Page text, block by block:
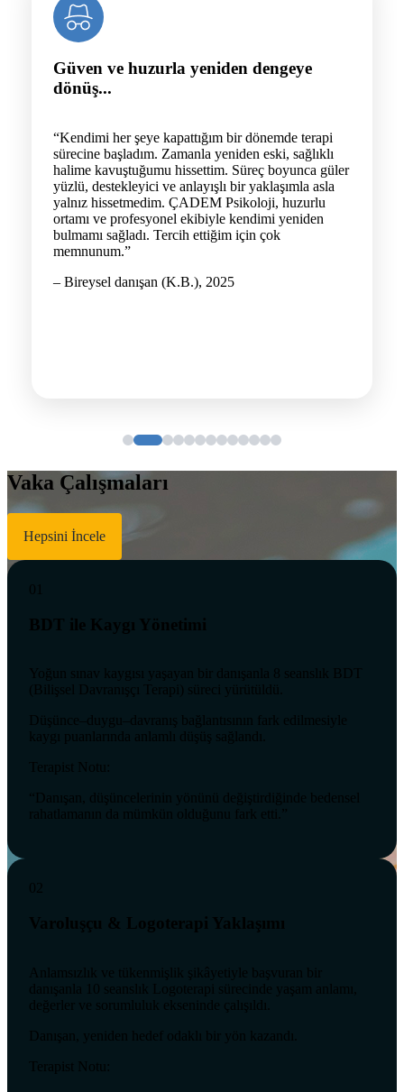
Güven ve huzurla yeniden dengeye
dönüş...
“Kendimi her şeye kapattığım bir dönemde terapi
sürecine başladım. Zamanla yeniden eski, sağlıklı
halime kavuştuğumu hissettim. Süreç boyunca güler
yüzlü, destekleyici ve anlayışlı bir yaklaşımla asla
yalnız hissetmedim. ÇADEM Psikoloji, huzurlu
ortamı ve profesyonel ekibiyle kendimi yeniden
bulmamı sağladı. Tercih ettiğim için çok
memnunum.”
– Bireysel danışan (K.B.), 2025
Vaka Çalışmaları
Hepsini İncele
01
BDT ile Kaygı Yönetimi
Yoğun sınav kaygısı yaşayan bir danışanla 8 seanslık BDT
(Bilişsel Davranışçı Terapi) süreci yürütüldü.
Düşünce–duygu–davranış bağlantısının fark edilmesiyle
kaygı puanlarında anlamlı düşüş sağlandı.
Terapist Notu:
“Danışan, düşüncelerinin yönünü değiştirdiğinde bedensel
rahatlamanın da mümkün olduğunu fark etti.”
02
Varoluşçu & Logoterapi Yaklaşımı
Anlamsızlık ve tükenmişlik şikâyetiyle başvuran bir
danışanla 10 seanslık Logoterapi sürecinde yaşam anlamı,
değerler ve sorumluluk ekseninde çalışıldı.
Danışan, yeniden hedef odaklı bir yön kazandı.
Terapist Notu: